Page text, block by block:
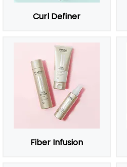
Curl Definer
Fiber Infusion